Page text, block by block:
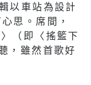
以車站為設計
思。席間，
（即〈搖籃下
，雖然首歌好